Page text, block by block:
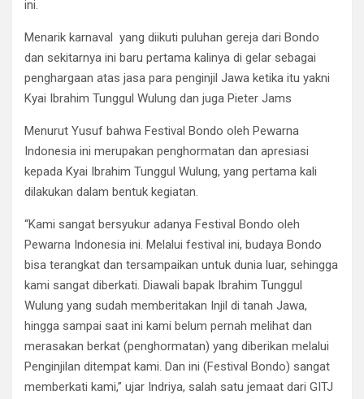
ini.
Menarik karnaval yang diikuti puluhan gereja dari Bondo
dan sekitarnya ini baru pertama kalinya di gelar sebagai
penghargaan atas jasa para penginjil Jawa ketika itu yakni
Kyai Ibrahim Tunggul Wulung dan juga Pieter Jams
Menurut Yusuf bahwa Festival Bondo oleh Pewarna
Indonesia ini merupakan penghormatan dan apresiasi
kepada Kyai Ibrahim Tunggul Wulung, yang pertama kali
dilakukan dalam bentuk kegiatan.
“Kami sangat bersyukur adanya Festival Bondo oleh
Pewarna Indonesia ini. Melalui festival ini, budaya Bondo
bisa terangkat dan tersampaikan untuk dunia luar, sehingga
kami sangat diberkati. Diawali bapak Ibrahim Tunggul
Wulung yang sudah memberitakan Injil di tanah Jawa,
hingga sampai saat ini kami belum pernah melihat dan
merasakan berkat (penghormatan) yang diberikan melalui
Penginjilan ditempat kami. Dan ini (Festival Bondo) sangat
memberkati kami,” ujar Indriya, salah satu jemaat dari GITJ